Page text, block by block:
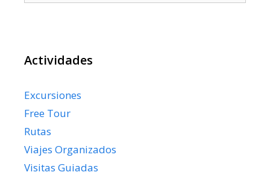
Actividades
Excursiones
Free Tour
Rutas
Viajes Organizados
Visitas Guiadas